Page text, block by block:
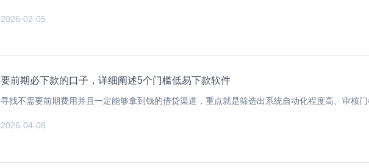
2026-02-05
要前期必下款的口子，详细阐述5个门槛低易下款软件
寻找不需要前期费用并且一定能够拿到钱的借贷渠道，重点就是筛选出系统自动化程度高、审核
2026-04-08